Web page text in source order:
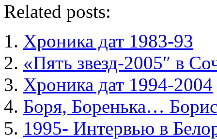
Related posts:
Хроника дат 1983-93
«Пять звезд-2005″ в
Хроника дат 1994-2004
Боря, Боренька…
1995- Интервью в